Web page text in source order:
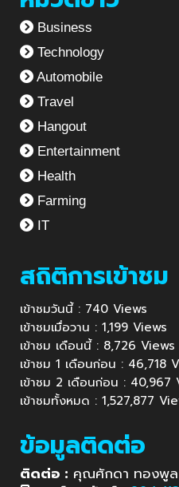
Business
Technology
Automobile
Travel
Hangout
Entertainment
Health
Farming
IT
สถิติการเข้าชม
เข้าชมวันนี้ : 740 Views
เข้าชมเมื่อวาน : 1,199 Views
เข้าชม เดือนนี้ : 8,726 Views
เข้าชม 1 เดือนก่อน : 46,718
เข้าชม 2 เดือนก่อน : 40,967
เข้าชมทั้งหมด : 1,527,877
ข้อมูลติดต่อ
ติดต่อ : คุณศักดา ทองพูล